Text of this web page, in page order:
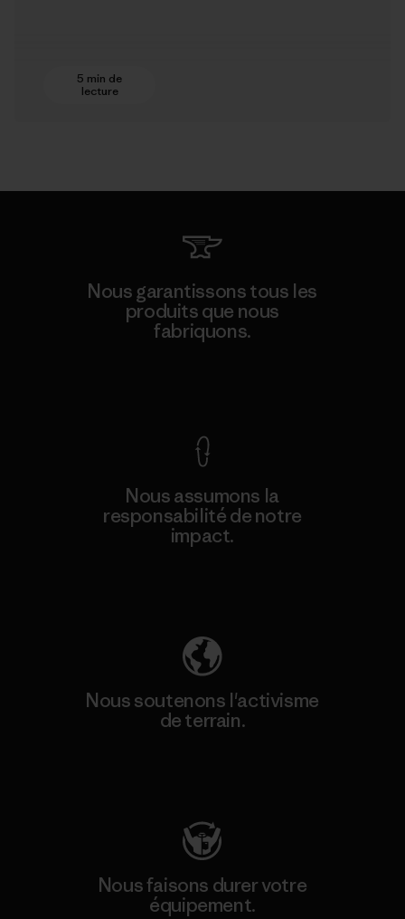
5 min de
lecture
Nous garantissons tous les
produits que nous
fabriquons.
Nous assumons la
responsabilité de notre
impact.
Nous soutenons l'activisme
de terrain.
Nous faisons durer votre
équipement.